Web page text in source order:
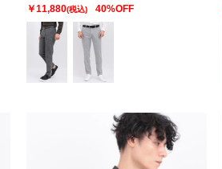
￥11,880(税込) 40%OFF